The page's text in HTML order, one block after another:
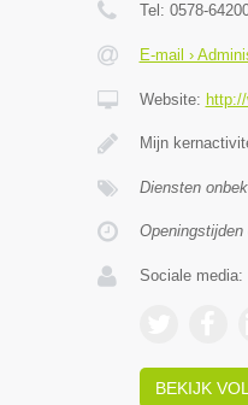
Tel: 0578-
E-mail ›
Website:
Mijn
Diensten
Openingstijden
Sociale media:
BEKIJK